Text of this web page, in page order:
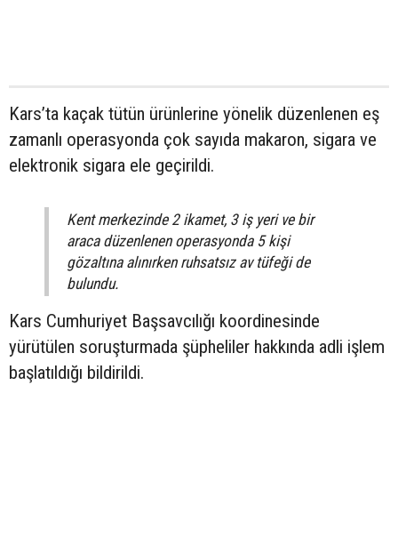
Kars’ta kaçak tütün ürünlerine yönelik düzenlenen eş
zamanlı operasyonda çok sayıda makaron, sigara ve
elektronik sigara ele geçirildi.
Kent merkezinde 2 ikamet, 3 iş yeri ve bir
araca düzenlenen operasyonda 5 kişi
gözaltına alınırken ruhsatsız av tüfeği de
bulundu.
Kars Cumhuriyet Başsavcılığı koordinesinde
yürütülen soruşturmada şüpheliler hakkında adli işlem
başlatıldığı bildirildi.